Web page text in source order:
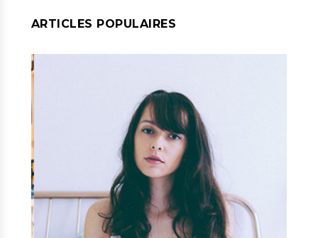
ARTICLES POPULAIRES